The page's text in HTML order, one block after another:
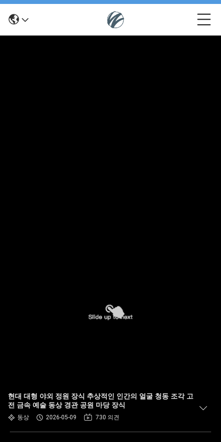
현대 대형 야외 정원 장식 추상적인 인간의 얼굴 청동 조각 고
전 금속 예술 동상 경관 공원 마당 장식
동상 2026-05-09 730 의견